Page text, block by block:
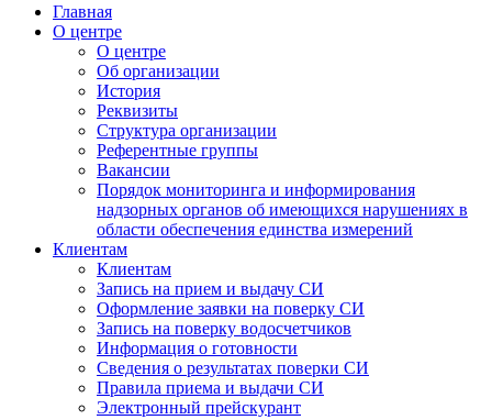
Главная
О центре
О центре
Об организации
История
Реквизиты
Структура организации
Референтные группы
Вакансии
Порядок мониторинга и информирования
надзорных органов об имеющихся нарушениях в
области обеспечения единства измерений
Клиентам
Клиентам
Запись на прием и выдачу СИ
Оформление заявки на поверку СИ
Запись на поверку водосчетчиков
Информация о готовности
Сведения о результатах поверки СИ
Правила приема и выдачи СИ
Электронный прейскурант